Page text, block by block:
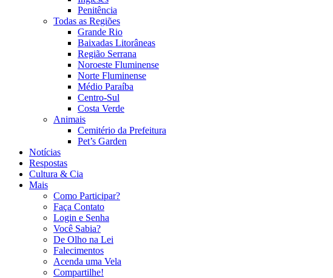
Penitência
Todas as Regiões
Grande Rio
Baixadas Litorâneas
Região Serrana
Noroeste Fluminense
Norte Fluminense
Médio Paraíba
Centro-Sul
Costa Verde
Animais
Cemitério da Prefeitura
Pet’s Garden
Notícias
Respostas
Cultura & Cia
Mais
Como Participar?
Faça Contato
Login e Senha
Você Sabia?
De Olho na Lei
Falecimentos
Acenda uma Vela
Compartilhe!